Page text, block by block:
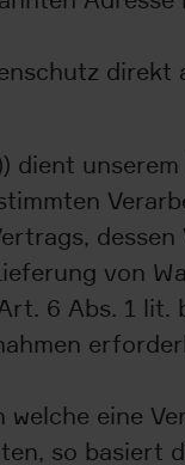
dient
von
6 Abs. 1 lit.
eine
so basiert